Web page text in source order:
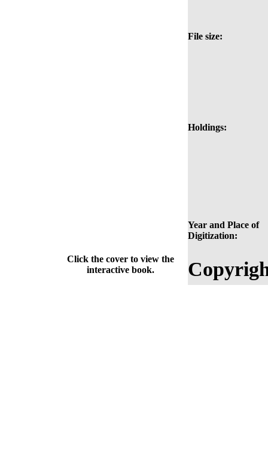
File size:
Holdings:
Year and Place of
Digitization:
Click the cover to view the
interactive book.